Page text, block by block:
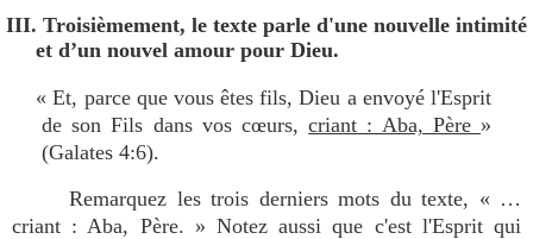
III. Troisièmement, le texte parle d'une nouvelle intimité
et d’un nouvel amour pour Dieu.
« Et, parce que vous êtes fils, Dieu a envoyé l'Esprit
de son Fils dans vos cœurs,criant : Aba, Père »
(Galates 4:6).
Remarquez les trois derniers mots du texte, « …
criant : Aba, Père. » Notez aussi que c'est l'Esprit qui